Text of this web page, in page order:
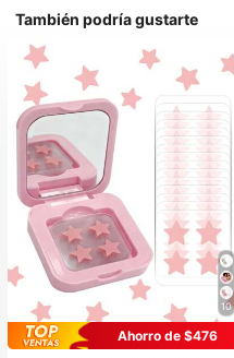
También podría gustarte
10
Ahorro de $476